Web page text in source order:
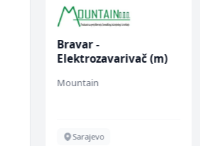
Bravar -
Elektrozavarivač (m)
Mountain
Sarajevo